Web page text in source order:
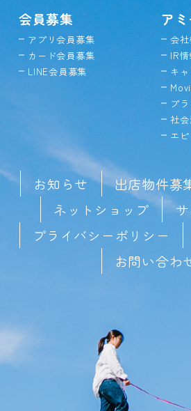
会員募集
アプリ会員募集
カード会員募集
LINE会員募集
ア
会
IR
キ
プ
社会
エ
お知らせ 出店物件募
ネットショップ
プライバシーポリシー
お問い合わ